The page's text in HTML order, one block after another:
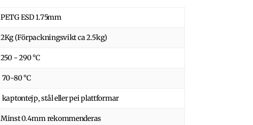
PETG ESD1.75mm
2Kg (Förpackningsvikt ca 2.5kg)
250 - 290°C
70-80 °C
kaptontejp, stål eller pei plattformar
Minst 0.4mm rekommenderas